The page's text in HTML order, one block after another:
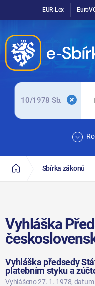
EUR-Lex
10/1978 Sb.
Sbírka zákonů
Vyhláška
Vyhláška předsedy
platebním styku a
Vyhlášeno 27. 1. 1978,